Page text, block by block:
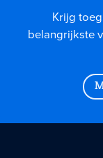
Krijg
belangrijkste